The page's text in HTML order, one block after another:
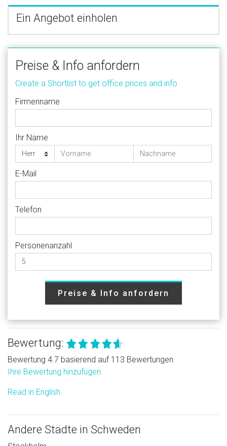
Ein Angebot einholen
Preise & Info anfordern
Create a Shortlist to get office prices and info
Firmenname
Ihr Name
E-Mail
Telefon
Personenanzahl
Preise & Info anfordern
Bewertung:
Bewertung 4.7 basierend auf 113 Bewertungen
Ihre Bewertung hinzufügen
Read in English
Andere Städte in Schweden